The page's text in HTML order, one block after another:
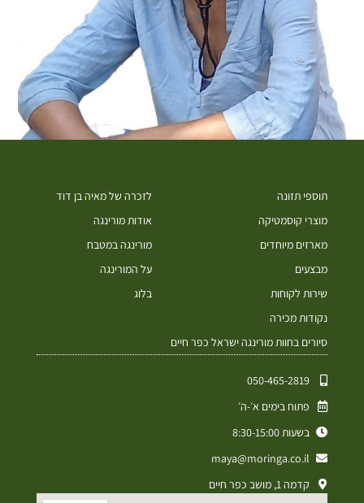
תוספי תזונה
מוצרי קוסמטיקה
מארזים מיוחדים
מבצעים
שירות לקוחות
נקודות מכירה
סיורים בחוות מורינגה ישראל כפר חיים
לזכרה של מאיה בן דוד
אודות מורינגה
מורינגה במטבח
על המורינגה
בלוג
050-465-2819⁩
פתוח בימים א׳-ה׳
בשעות 8:30-15:00
maya@moringa.co.il
קדמה 1, מושב כפר חיים